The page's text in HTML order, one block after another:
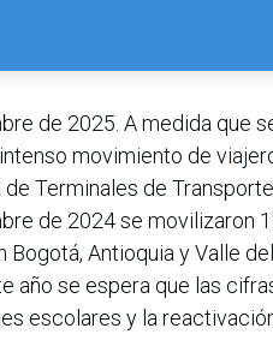
de 2025. A medida que
movimiento de
Terminales de
de 2024 se movilizaron
Bogotá, Antioquia y Valle
año se espera que las
escolares y la